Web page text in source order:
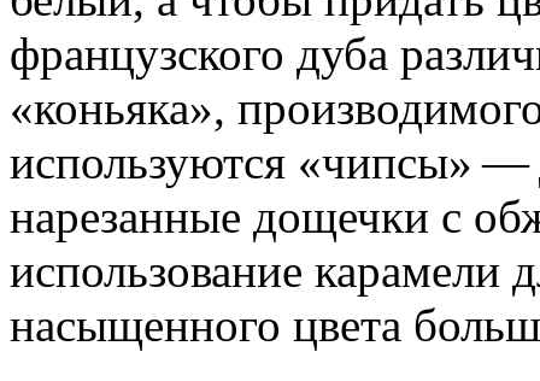
французского дуба
«коньяка»,
используются «чипсы»
нарезанные дощечки с
использование карамели
насыщенного цвета